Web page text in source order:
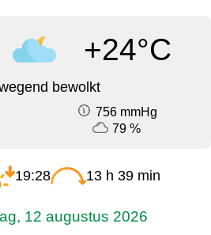
+24°C
bewolkt
756 mmHg
79 %
19:28 13 h 39 min
12 augustus 2026